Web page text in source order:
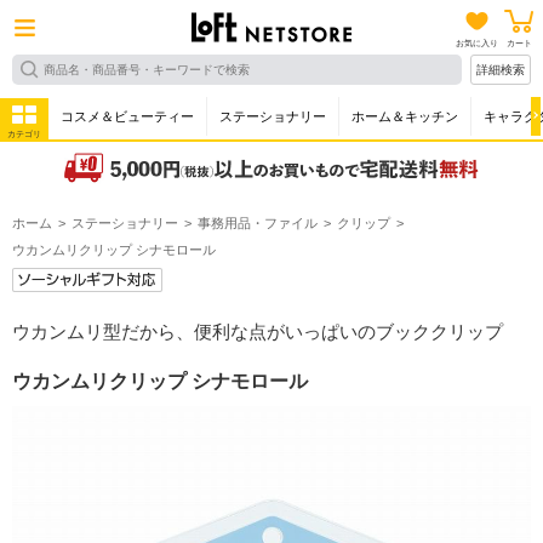
お気に入り カート
詳細検索
カテゴリ
コスメ＆ビューティー ステーショナリー ホーム＆キッチン キャラク
ホーム ステーショナリー 事務用品・ファイル
クリップ
ウカンムリクリップ シナモロール
ウカンムリ型だから、便利な点がいっぱいのブッククリップ
ウカンムリクリップ シナモロール